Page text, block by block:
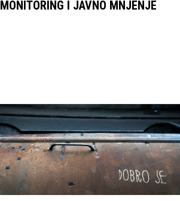
MONITORING I JAVNO MNJENJE